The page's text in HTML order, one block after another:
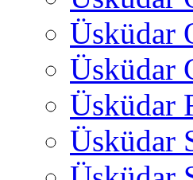
Üsküdar
Üsküdar
Üsküdar
Üsküdar